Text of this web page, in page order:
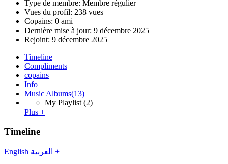
Type de membre: Membre régulier
Vues du profil: 238 vues
Copains: 0 ami
Dernière mise à jour: 9 décembre 2025
Rejoint: 9 décembre 2025
Timeline
Compliments
copains
Info
Music Albums(13)
My Playlist (2)
Plus +
Timeline
English العربية +